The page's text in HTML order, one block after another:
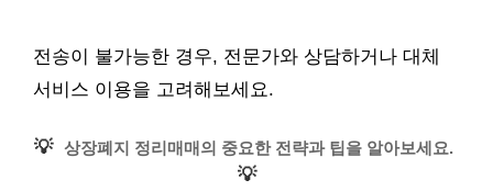
전송이 불가능한 경우, 전문가와 상담하거나 대체
서비스 이용을 고려해보세요.
💡 상장폐지 정리매매의 중요한 전략과 팁을 알아보세요.
💡